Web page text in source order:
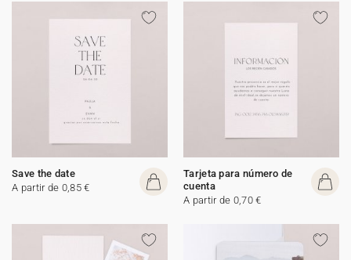
Save the date
A partir de 0,85 €
Tarjeta para número de
cuenta
A partir de 0,70 €